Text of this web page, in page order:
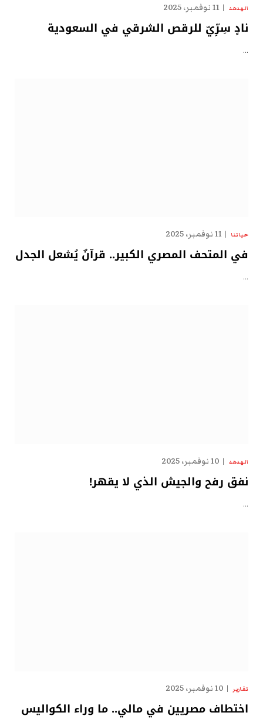
الهدهد 11 نوفمبر، 2025
نادٍ سِرِّيّ للرقص الشرقي في السعودية
…
حياتنا 11 نوفمبر، 2025
في المتحف المصري الكبير.. قرآنٌ يُشعل الجدل
…
الهدهد 10 نوفمبر، 2025
نفق رفح والجيش الذي لا يقهر!
…
تقارير 10 نوفمبر، 2025
اختطاف مصريين في مالي.. ما وراء الكواليس